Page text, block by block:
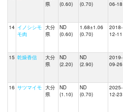
県
(0.60)
(0.70)
06-18
14 イノシシモ
モ肉
大分
県
ND
(0.60)
1.68±1.06
(0.70)
2018-
12-11
15 乾燥香信
大分
県
ND
(2.20)
ND
(2.90)
2019-
09-26
16 サツマイモ 大分
県
ND
(1.10)
ND
(0.70)
2025-
12-23